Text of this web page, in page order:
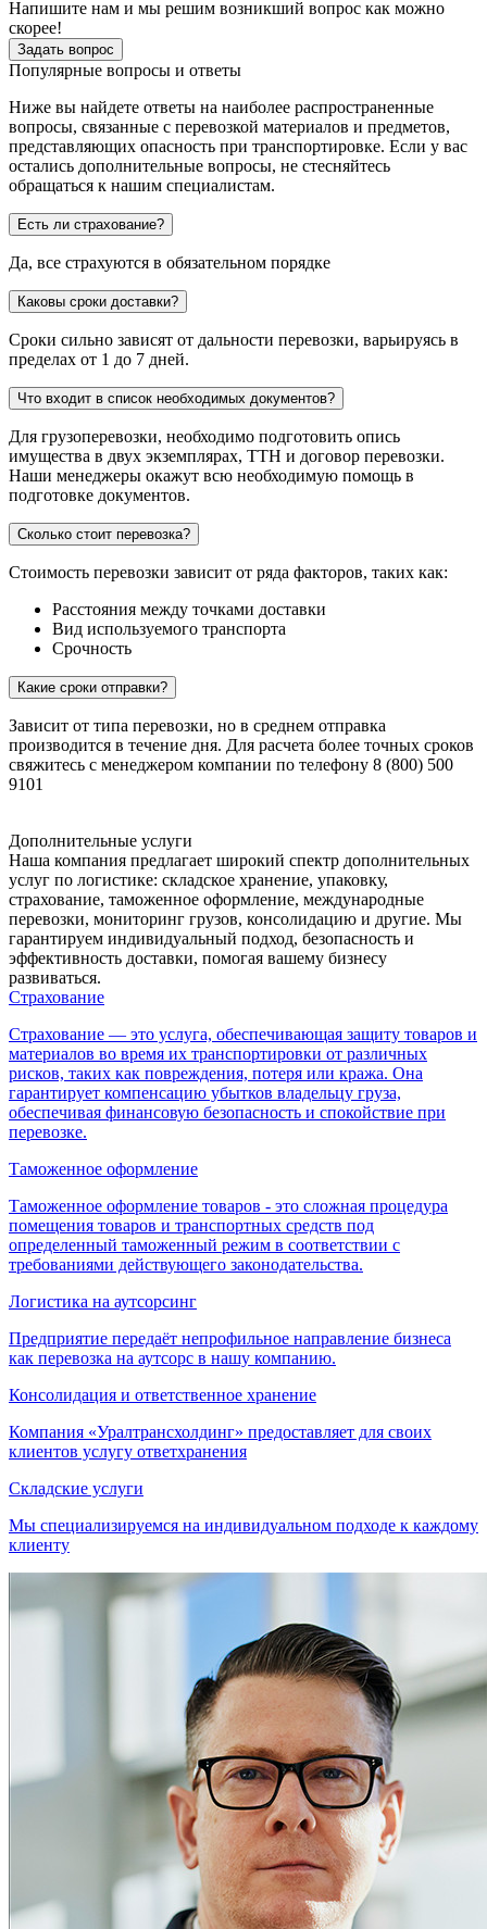
Напишите нам и мы решим возникший вопрос как можно
скорее!
Задать вопрос
Популярные вопросы и ответы
Ниже вы найдете ответы на наиболее распространенные
вопросы, связанные с перевозкой материалов и предметов,
представляющих опасность при транспортировке. Если у вас
остались дополнительные вопросы, не стесняйтесь
обращаться к нашим специалистам.
Есть ли страхование?
Да, все страхуются в обязательном порядке
Каковы сроки доставки?
Сроки сильно зависят от дальности перевозки, варьируясь в
пределах от 1 до 7 дней.
Что входит в список необходимых документов?
Для грузоперевозки, необходимо подготовить опись
имущества в двух экземплярах, ТТН и договор перевозки.
Наши менеджеры окажут всю необходимую помощь в
подготовке документов.
Сколько стоит перевозка?
Стоимость перевозки зависит от ряда факторов, таких как:
Расстояния между точками доставки
Вид используемого транспорта
Срочность
Какие сроки отправки?
Зависит от типа перевозки, но в среднем отправка
производится в течение дня. Для расчета более точных сроков
свяжитесь с менеджером компании по телефону 8 (800) 500
9101
Дополнительные услуги
Наша компания предлагает широкий спектр дополнительных
услуг по логистике: складское хранение, упаковку,
страхование, таможенное оформление, международные
перевозки, мониторинг грузов, консолидацию и другие. Мы
гарантируем индивидуальный подход, безопасность и
эффективность доставки, помогая вашему бизнесу
развиваться.
Страхование
Страхование — это услуга, обеспечивающая защиту товаров и
материалов во время их транспортировки от различных
рисков, таких как повреждения, потеря или кража. Она
гарантирует компенсацию убытков владельцу груза,
обеспечивая финансовую безопасность и спокойствие при
перевозке.
Таможенное оформление
Таможенное оформление товаров - это сложная процедура
помещения товаров и транспортных средств под
определенный таможенный режим в соответствии с
требованиями действующего законодательства.
Логистика на аутсорсинг
Предприятие передаёт непрофильное направление бизнеса
как перевозка на аутсорс в нашу компанию.
Консолидация и ответственное хранение
Компания «Уралтрансхолдинг» предоставляет для своих
клиентов услугу ответхранения
Складские услуги
Мы специализируемся на индивидуальном подходе к каждому
клиенту